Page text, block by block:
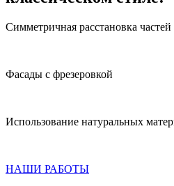
Симметричная расстановка
Фасады с фрезеровкой
Использование натуральных
НАШИ РАБОТЫ